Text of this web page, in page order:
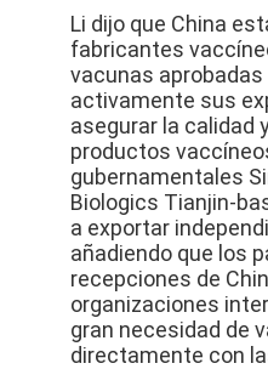
Li dijo que China
fabricantes
vacunas aprobadas
activamente sus
asegurar la calidad
productos
gubernamentales
Biologics Tianjin-
a exportar
añadiendo que los
recepciones de
organizaciones
gran necesidad de
directamente con